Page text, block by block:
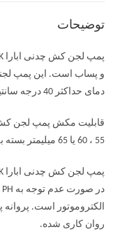
توضیحات
و پساب است. این پمپ
دمای حداکثر 40 درجه سانتیگراد است.
55 ، 60 یا 65 میلیمتر بسته به مدل و دانسیته 1200kg/m3 را داراست.
الکتروموتور است.
روان کاری شده.